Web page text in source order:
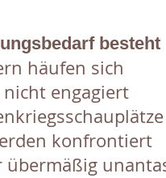
besteht
häufen sich
engagiert
konfrontiert